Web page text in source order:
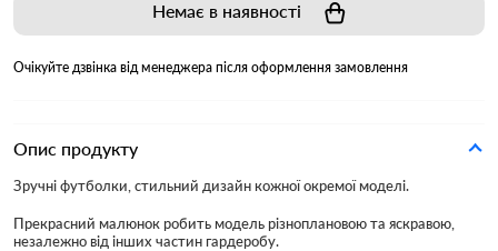
Немає в наявності
Очікуйте дзвінка від менеджера після оформлення замовлення
Опис продукту
Зручні футболки, стильний дизайн кожної окремої моделі.
Прекрасний малюнок робить модель різноплановою та яскравою,
незалежно від інших частин гардеробу.